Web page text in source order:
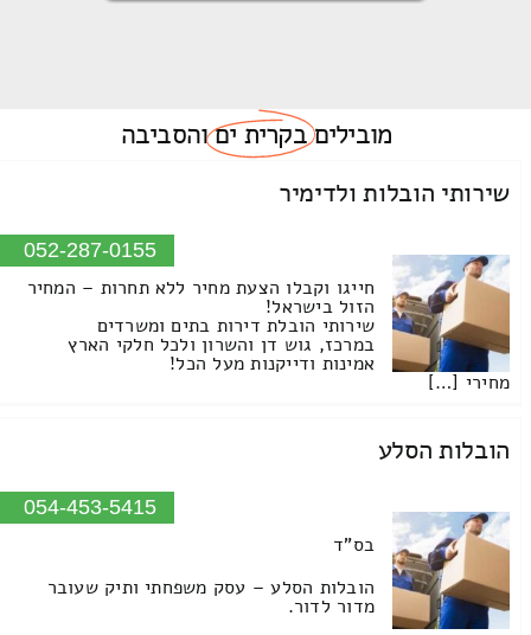
מוביליםבקרית יםוהסביבה
שירותי הובלות ולדימיר
052-287-0155
חייגו וקבלו הצעת מחיר ללא תחרות – המחיר
הזול בישראל!
שירותי הובלת דירות בתים ומשרדים
במרכז, גוש דן והשרון ולכל חלקי הארץ
אמינות ודייקנות מעל הכל!
מחירי […]
הובלות הסלע
054-453-5415
בס"ד
הובלות הסלע – עסק משפחתי ותיק שעובר
מדור לדור.